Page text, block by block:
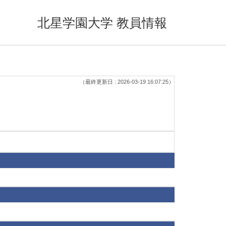
北星学園大学 教員情報
（最終更新日 : 2026-03-19 16:07:25）